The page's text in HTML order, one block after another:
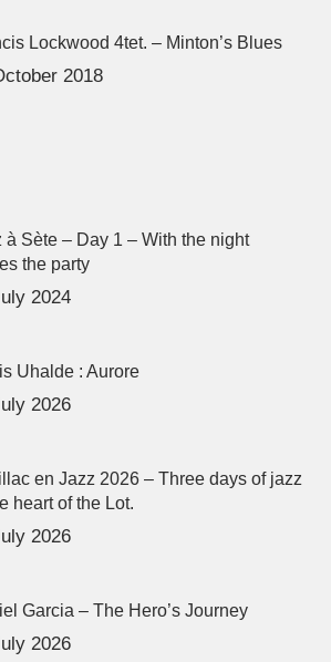
Lockwood 4tet. – Minton’s Blues
2018
à Sète – Day 1 – With the night
the party
2024
Uhalde : Aurore
2026
en Jazz 2026 – Three days of jazz
heart of the Lot.
2026
Garcia – The Hero’s Journey
2026